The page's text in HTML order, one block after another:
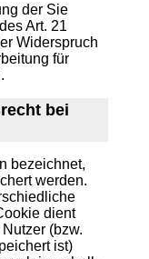
der Sie
Art. 21
Widerspruch
für
bei
bezeichnet,
werden.
dient
(bzw.
ist)